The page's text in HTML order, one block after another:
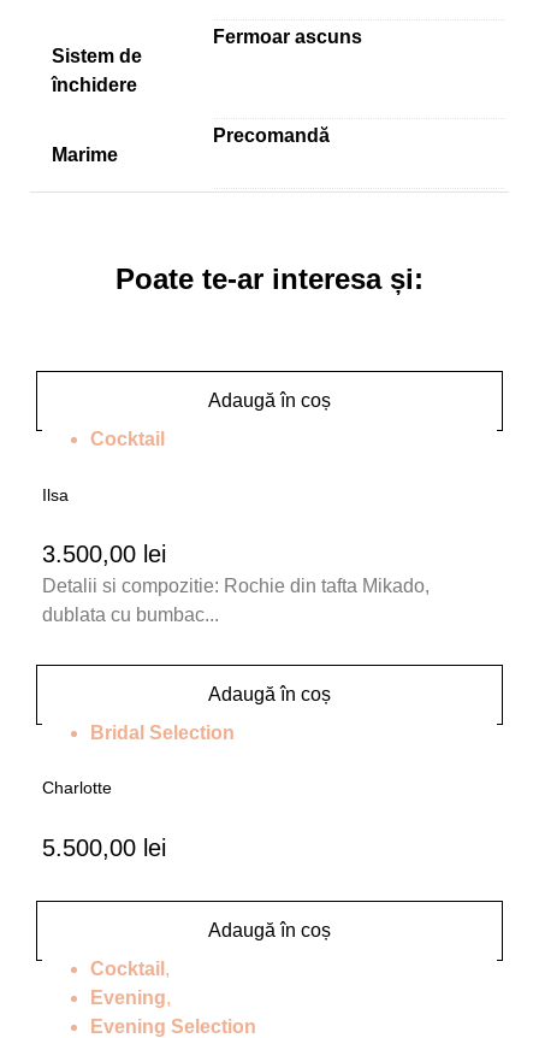
Sistem de
închidere
Fermoar ascuns
Marime
Precomandă
Poate te-ar interesa și:
Adaugă în coș
Cocktail
Ilsa
3.500,00 lei
Detalii si compozitie: Rochie din tafta Mikado,
dublata cu bumbac...
Adaugă în coș
Bridal Selection
Charlotte
5.500,00 lei
Adaugă în coș
Cocktail ,
Evening,
Evening Selection